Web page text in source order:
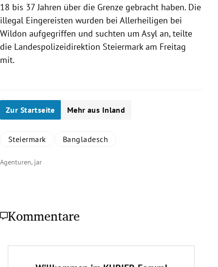
18 bis 37 Jahren über die Grenze gebracht haben. Die
illegal Eingereisten wurden bei Allerheiligen bei
Wildon aufgegriffen und suchten um Asyl an, teilte
die Landespolizeidirektion Steiermarkam Freitag
mit.
Zur Startseite Mehr aus Inland
Steiermark Bangladesch
Agenturen, jar
Kommentare